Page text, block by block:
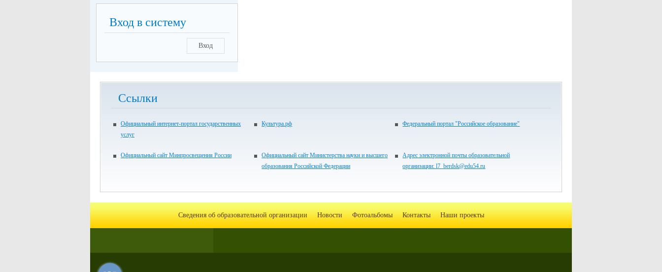
Вход в систему
Вход
Ссылки
Официальный интернет-портал государственных
услуг
Культура.рф Федеральный портал "Российское образование"
Официальный сайт Минпросвещения России
Официальный сайт Министерства науки и высшего
образования Российской Федерации
Адрес электронной почты образовательной
организации: l7_berdsk@edu54.ru
Сведения об образовательной организации Новости Фотоальбомы Контакты Наши проекты